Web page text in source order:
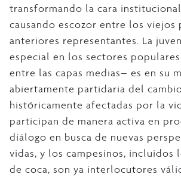
transformando la cara
causando escozor entre los viejos
anteriores representantes. La
especial en los sectores
entre las capas medias– es en su
abiertamente partidaria del
históricamente afectadas por la
participan de manera activa en
diálogo en busca de nuevas
vidas, y los campesinos, incluidos
de coca, son ya interlocutores